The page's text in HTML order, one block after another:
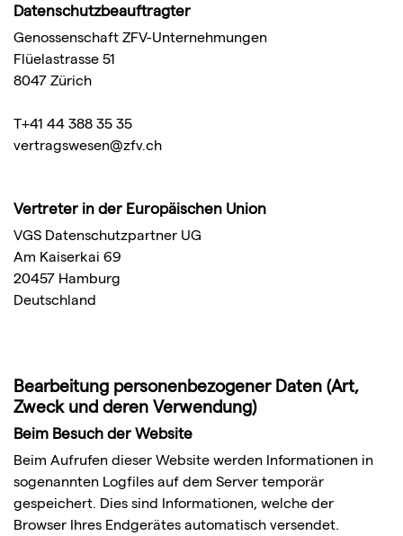
Datenschutzbeauftragter
Genossenschaft ZFV-Unternehmungen
Flüelastrasse 51
8047 Zürich
T+41 44 388 35 35
vertragswesen@zfv.ch
Vertreter in der Europäischen Union
VGS Datenschutzpartner UG
Am Kaiserkai 69
20457 Hamburg
Deutschland
Bearbeitung personenbezogener Daten (Art,
Zweck und deren Verwendung)
Beim Besuch der Website
Beim Aufrufen dieser Website werden Informationen in
sogenannten Logfiles auf dem Server temporär
gespeichert. Dies sind Informationen, welche der
Browser Ihres Endgerätes automatisch versendet.